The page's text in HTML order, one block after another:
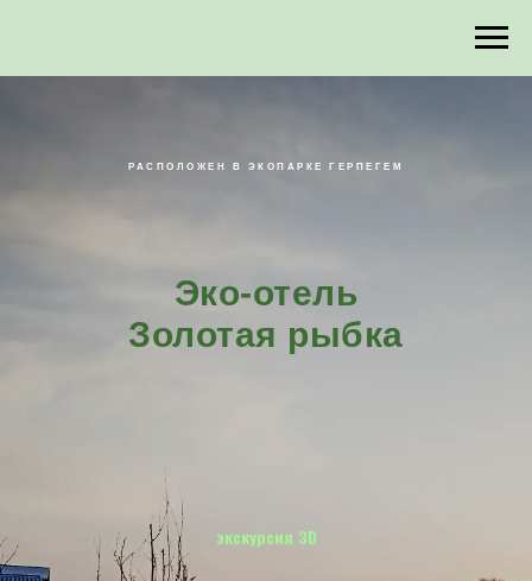
РАСПОЛОЖЕН В ЭКОПАРКЕ ГЕРПЕГЕМ
Эко-отель
Золотая рыбка
экскурсия 3D